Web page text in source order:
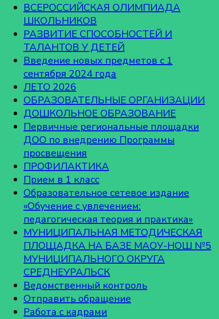
ВСЕРОССИЙСКАЯ ОЛИМПИАДА
ШКОЛЬНИКОВ
РАЗВИТИЕ СПОСОБНОСТЕЙ И
ТАЛАНТОВ У ДЕТЕЙ
Введение новых предметов с 1
сентября 2024 года
ЛЕТО 2026
ОБРАЗОВАТЕЛЬНЫЕ ОРГАНИЗАЦИИ
ДОШКОЛЬНОЕ ОБРАЗОВАНИЕ
Первичные региональные площадки
ДОО по внедрению Программы
просвещения
ПРОФИЛАКТИКА
Прием в 1 класс
Образовательное сетевое издание
«Обучение с увлечением:
педагогическая теория и практика»
МУНИЦИПАЛЬНАЯ МЕТОДИЧЕСКАЯ
ПЛОЩАДКА НА БАЗЕ МАОУ-НОШ №5
МУНИЦИПАЛЬНОГО ОКРУГА
СРЕДНЕУРАЛЬСК
Ведомственный контроль
Отправить обращение
Работа с кадрами